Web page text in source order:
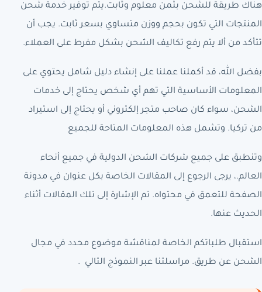
هناك طريقة للشحن بثمن معلوم وثابت.يتم توفير خدمة شحن
المنتجات التي تكون بحجم ووزن متساوي بسعر ثابت. يجب أن
تتأكد من ألا يتم رفع تكاليف الشحن بشكل مفرط على العملاء.
بفضل الله، قد أكملنا عملنا على إنشاء دليل شامل يحتوي على
المعلومات الأساسية التي تهم أي شخص يحتاج إلى خدمات
الشحن، سواء كان صاحب متجر إلكتروني أو يحتاج إلى استيراد
من تركيا. وتشمل هذه المعلومات المتاحة للجميع
وتنطبق على جميع شركات الشحن الدولية في جميع أنحاء
العالم.، يرجى الرجوع إلى المقالات الخاصة بكل عنوان في مدونة
الصفحة للتعمق في محتواه. تم الإشارة إلى تلك المقالات أثناء
الحديث عنها.
استقبال طلباتكم الخاصة لمناقشة موضوع محدد في مجال
الشحن عن طريق. مراسلتنا عبر النموذج التالي .